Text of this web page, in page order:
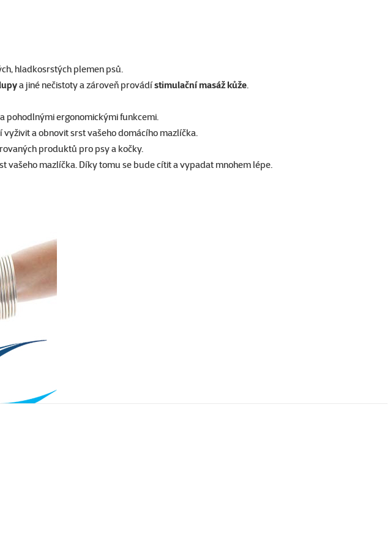
hladkosrstých plemen psů.
a jiné nečistoty a zároveň provádístimulační masáž kůže.
pohodlnými ergonomickými funkcemi.
a obnovit srst vašeho domácího mazlíčka.
produktů pro psy a kočky.
mazlíčka. Díky tomu se bude cítit a vypadat mnohem lépe.